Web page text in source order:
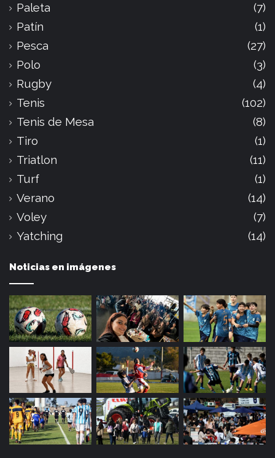
Paleta
(7)
Patín
(1)
Pesca
(27)
Polo
(3)
Rugby
(4)
Tenis
(102)
Tenis de Mesa
(8)
Tiro
(1)
Triatlon
(11)
Turf
(1)
Verano
(14)
Voley
(7)
Yatching
(14)
Noticias en imágenes